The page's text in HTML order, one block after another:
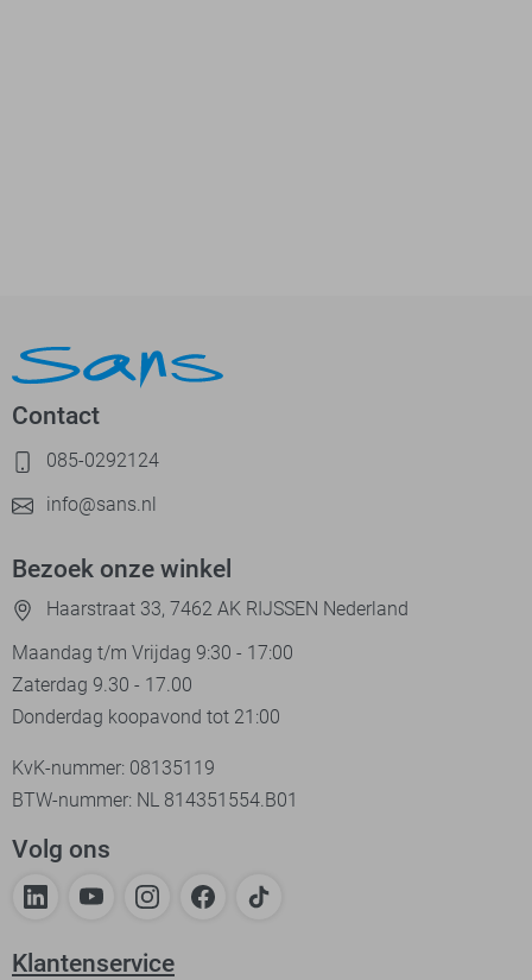
Contact
085-0292124
info@sans.nl
Bezoek onze winkel
Haarstraat 33, 7462 AK RIJSSEN Nederland
Maandag t/m Vrijdag 9:30 - 17:00
Zaterdag 9.30 - 17.00
Donderdag koopavond tot 21:00
KvK-nummer: 08135119
BTW-nummer: NL 814351554.B01
Volg ons
Klantenservice